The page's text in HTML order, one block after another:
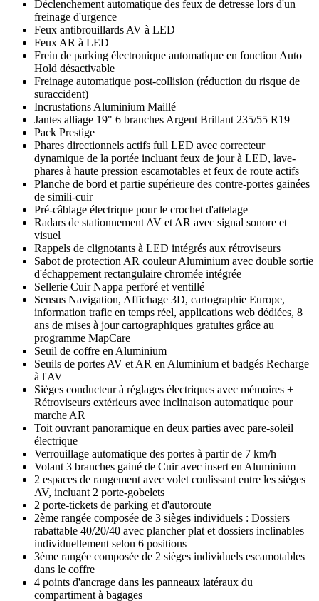
Déclenchement automatique des feux de detresse lors d'un
freinage d'urgence
Feux antibrouillards AV à LED
Feux AR à LED
Frein de parking électronique automatique en fonction Auto
Hold désactivable
Freinage automatique post-collision (réduction du risque de
suraccident)
Incrustations Aluminium Maillé
Jantes alliage 19" 6 branches Argent Brillant 235/55 R19
Pack Prestige
Phares directionnels actifs full LED avec correcteur
dynamique de la portée incluant feux de jour à LED, lave-
phares à haute pression escamotables et feux de route actifs
Planche de bord et partie supérieure des contre-portes gainées
de simili-cuir
Pré-câblage électrique pour le crochet d'attelage
Radars de stationnement AV et AR avec signal sonore et
visuel
Rappels de clignotants à LED intégrés aux rétroviseurs
Sabot de protection AR couleur Aluminium avec double sortie
d'échappement rectangulaire chromée intégrée
Sellerie Cuir Nappa perforé et ventillé
Sensus Navigation, Affichage 3D, cartographie Europe,
information trafic en temps réel, applications web dédiées, 8
ans de mises à jour cartographiques gratuites grâce au
programme MapCare
Seuil de coffre en Aluminium
Seuils de portes AV et AR en Aluminium et badgés Recharge
à l'AV
Sièges conducteur à réglages électriques avec mémoires +
Rétroviseurs extérieurs avec inclinaison automatique pour
marche AR
Toit ouvrant panoramique en deux parties avec pare-soleil
électrique
Verrouillage automatique des portes à partir de 7 km/h
Volant 3 branches gainé de Cuir avec insert en Aluminium
2 espaces de rangement avec volet coulissant entre les sièges
AV, incluant 2 porte-gobelets
2 porte-tickets de parking et d'autoroute
2ème rangée composée de 3 sièges individuels : Dossiers
rabattable 40/20/40 avec plancher plat et dossiers inclinables
individuellement selon 6 positions
3ème rangée composée de 2 sièges individuels escamotables
dans le coffre
4 points d'ancrage dans les panneaux latéraux du
compartiment à bagages